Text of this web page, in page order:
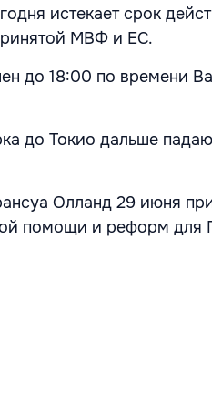
истекает срок
МВФ и ЕС.
до 18:00 по времени
до Токио дальше
Олланд 29 июня
помощи и реформ для